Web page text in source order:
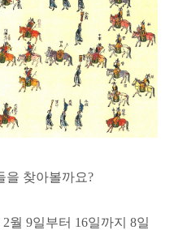
을 찾아볼까요?
월 9일부터 16일까지 8일